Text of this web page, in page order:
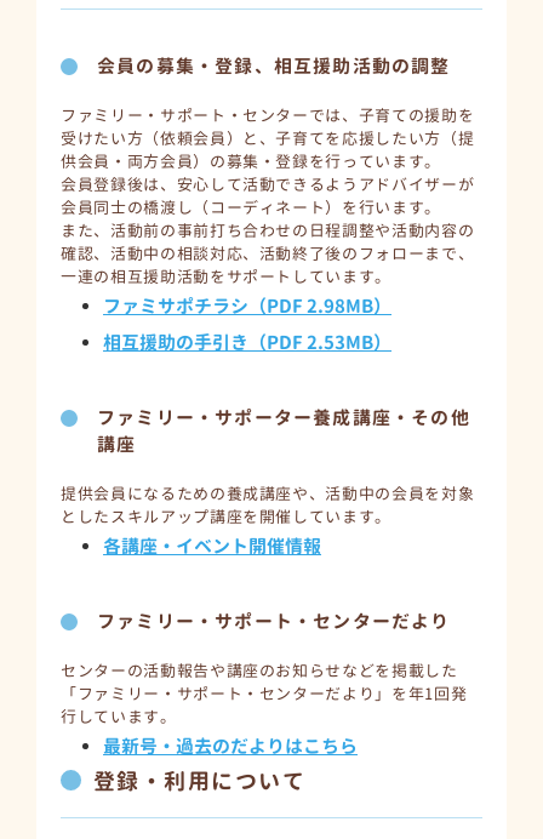
会員の募集・登録、相互援助活動の調整
ファミリー・サポート・センターでは、子育ての援助を
受けたい方（依頼会員）と、子育てを応援したい方（提
供会員・両方会員）の募集・登録を行っています。
会員登録後は、安心して活動できるようアドバイザーが
会員同士の橋渡し（コーディネート）を行います。
また、活動前の事前打ち合わせの日程調整や活動内容の
確認、活動中の相談対応、活動終了後のフォローまで、
一連の相互援助活動をサポートしています。
ファミサポチラシ（PDF 2.98MB）
相互援助の手引き（PDF 2.53MB）
ファミリー・サポーター養成講座・その他
講座
提供会員になるための養成講座や、活動中の会員を対象
としたスキルアップ講座を開催しています。
各講座・イベント開催情報
ファミリー・サポート・センターだより
センターの活動報告や講座のお知らせなどを掲載した
「ファミリー・サポート・センターだより」を年1回発
行しています。
最新号・過去のだよりはこちら
登録・利用について